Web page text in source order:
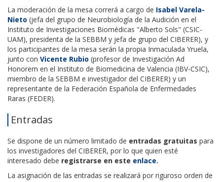
La moderación de la mesa correrá a cargo de Isabel Varela-
Nieto (jefa del grupo de Neurobiología de la Audición en el
Instituto de Investigaciones Biomédicas "Alberto Sols" (CSIC-
UAM), presidenta de la SEBBM y jefa de grupo del CIBERER), y
los participantes de la mesa serán la propia Inmaculada Yruela,
junto con Vicente Rubio (profesor de Investigación Ad
Honorem en el Instituto de Biomedicina de Valencia (IBV-CSIC),
miembro de la SEBBM e investigador del CIBERER) y un
representante de la Federación Española de Enfermedades
Raras (FEDER).
Entradas
Se dispone de un número limitado de entradas gratuitas para
los investigadores del CIBERER, por lo que quien esté
interesado debe registrarse en este enlace.
La asignación de las entradas se realizará por riguroso orden de